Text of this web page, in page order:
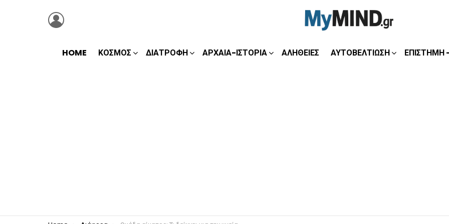
HOME ΚΌΣΜΟΣ ΔΙΑΤΡΟΦΉ ΑΡΧΑΊΑ-ΙΣΤΟΡΊΑ ΑΛΉΘΕΙΕΣ ΑΥΤΟΒΕΛΤΊΩΣΗ ΕΠΙΣΤΉΜΗ